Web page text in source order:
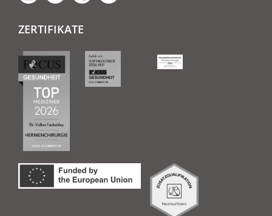
ZERTIFIKATE